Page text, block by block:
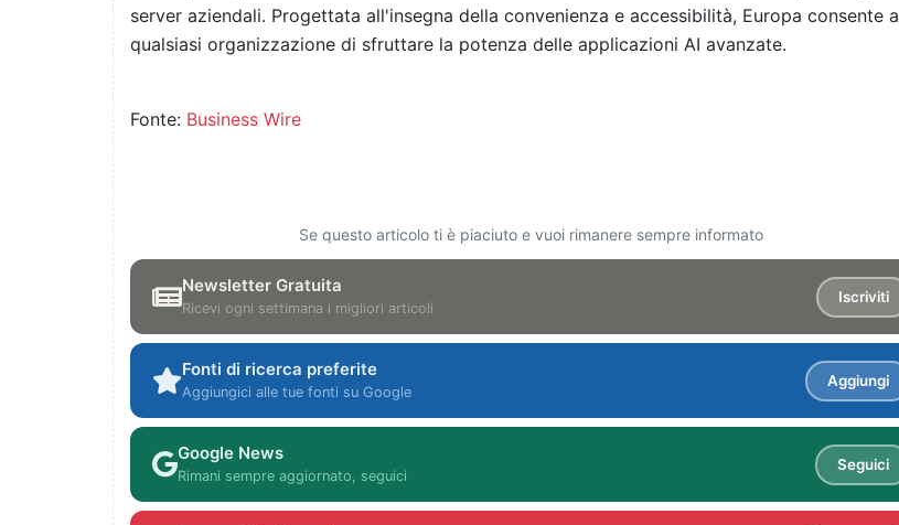
server aziendali. Progettata all'insegna della convenienza e accessibilità, Europa consente a
qualsiasi organizzazione di sfruttare la potenza delle applicazioni AI avanzate.
Fonte: Business Wire
Se questo articolo ti è piaciuto e vuoi rimanere sempre informato
Newsletter Gratuita
Ricevi ogni settimana i migliori articoli
Iscriviti
Fonti di ricerca preferite
Aggiungici alle tue fonti su Google
Aggiungi
Google News
Rimani sempre aggiornato, seguici
Seguici